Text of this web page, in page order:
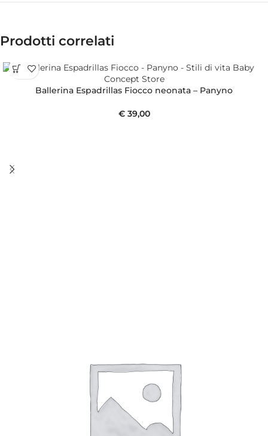
Prodotti correlati
Ballerina Espadrillas Fiocco neonata – Panyno
€39,00